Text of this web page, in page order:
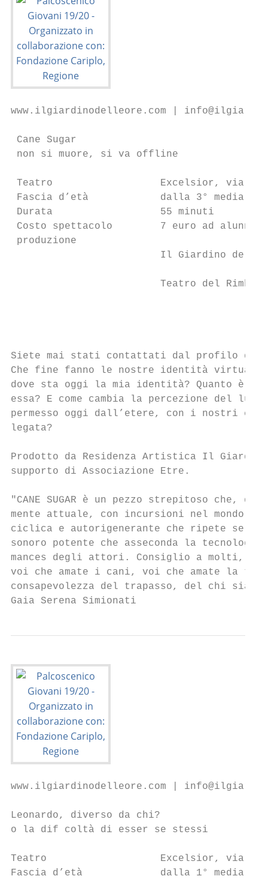
www.ilgiardinodelleore.com |
Cane Sugar
non si muore, si va offline
Teatro                  Excelsior, via
Fascia d’età            dalla 3°
Durata                  55 minuti
Costo spettacolo        7 euro ad
produzione
Il Giardino delle
Teatro del
Siete mai stati contattati dal profilo di un
Che fine fanno le nostre identità virtuali
dove sta oggi la mia identità? Quanto è
essa? E come cambia la percezione del
permesso oggi dall’etere, con i nostri
legata?
Prodotto da Residenza Artistica Il
supporto di Associazione Etre.
"CANE SUGAR è un pezzo strepitoso che,
mente attuale, con incursioni nel mondo
ciclica e autorigenerante che ripete se
sonoro potente che asseconda la
mances degli attori. Consiglio a molti, di
voi che amate i cani, voi che amate la
consapevolezza del trapasso, del chi siamo
Gaia Serena Simionati
www.ilgiardinodelleore.com |
Leonardo, diverso da chi?
o la dif coltà di esser se stessi
Teatro                   Excelsior, via
Fascia d’età             dalla 1°